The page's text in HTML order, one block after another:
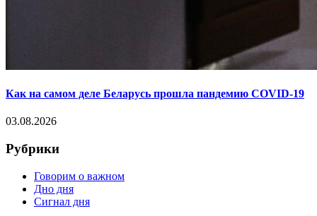
Как на самом деле Беларусь прошла пандемию COVID-19
03.08.2026
Рубрики
Говорим о важном
Дно дня
Сигнал дня